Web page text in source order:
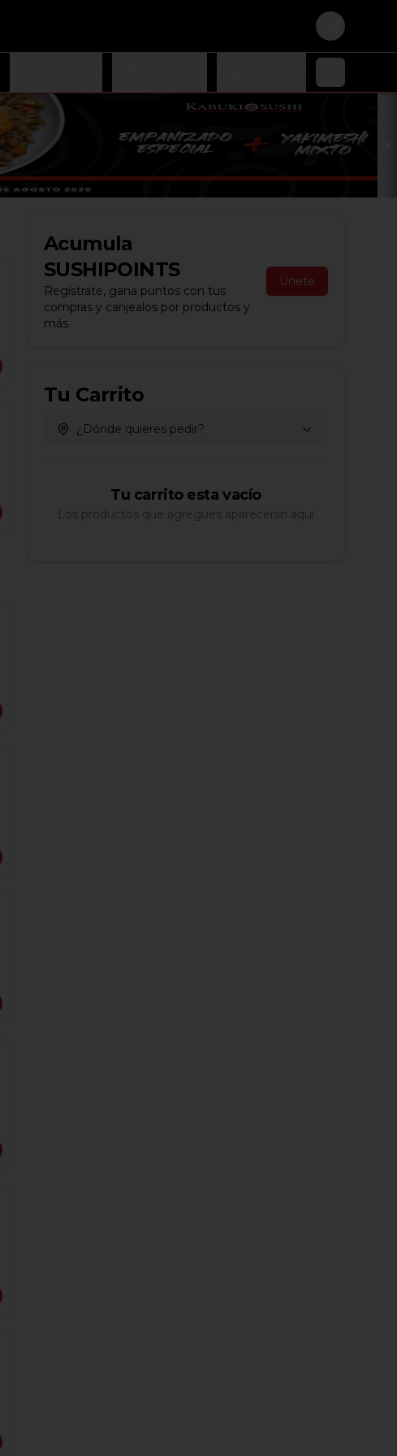
Login
Acumula
SUSHIPOINTS
Regístrate, gana puntos con tus
compras y canjealos por productos y
más
Únete
Tu Carrito
¿Dónde quieres pedir?
Tu carrito esta vacío
Los productos que agregues aparecerán aquí